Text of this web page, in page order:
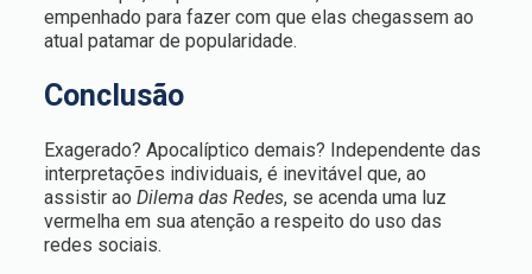
empenhado para fazer com que elas chegassem ao
atual patamar de popularidade.
Conclusão
Exagerado? Apocalíptico demais? Independente das
interpretações individuais, é inevitável que, ao
assistir ao Dilema das Redes, se acenda uma luz
vermelha em sua atenção a respeito do uso das
redes sociais.